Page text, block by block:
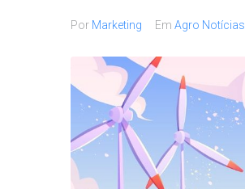
Por Marketing Em Agro Notícias